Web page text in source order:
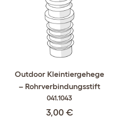
Outdoor Kleintiergehege
– Rohrverbindungsstift
041.1043
3,00 €